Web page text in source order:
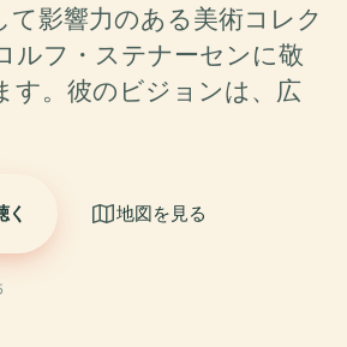
て影響力のある美術コレク
ルフ・ステナーセンに敬
す。彼のビジョンは、広
く 地図を見る